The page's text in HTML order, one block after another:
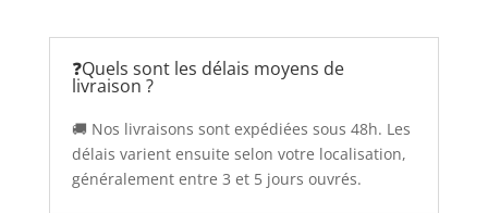
❓Quels sont les délais moyens de
livraison ?
🚚 Nos livraisons sont expédiées sous 48h. Les
délais varient ensuite selon votre localisation,
généralement entre 3 et 5 jours ouvrés.